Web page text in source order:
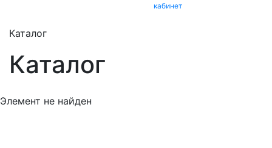
кабинет
Каталог
Каталог
Элемент не найден